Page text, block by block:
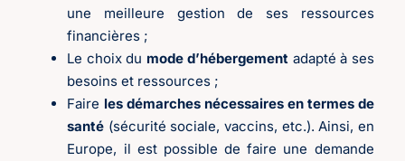
une meilleure gestion de ses ressources
financières ;
Le choix du mode d’hébergement adapté à ses
besoins et ressources ;
Faire les démarches nécessaires en termes de
santé (sécurité sociale, vaccins, etc.). Ainsi, en
Europe, il est possible de faire une demande